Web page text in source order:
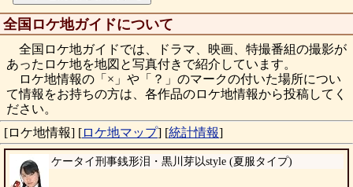
全国ロケ地ガイドについて
全国ロケ地ガイドでは、ドラマ、映画、特撮番組の撮影が
あったロケ地を地図と写真付きで紹介しています。
ロケ地情報の「×」や「？」のマークの付いた場所につい
て情報をお持ちの方は、各作品のロケ地情報から投稿してく
ださい。
[ロケ地情報] [ロケ地マップ] [統計情報]
ケータイ刑事銭形泪・黒川芽以style (夏服タイプ)